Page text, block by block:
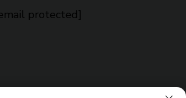
protected]